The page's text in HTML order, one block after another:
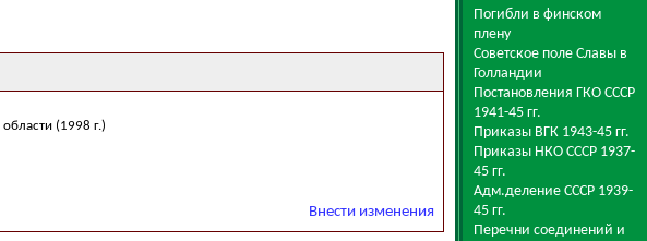
(1998 г.)
Внести изменения
Погибли в финском
плену
Советское поле Славы в
Голландии
Постановления ГКО СССР
1941-45 гг.
Приказы ВГК 1943-45 гг.
Приказы НКО СССР 1937-
45 гг.
Адм.деление СССР 1939-
45 гг.
Перечни соединений и